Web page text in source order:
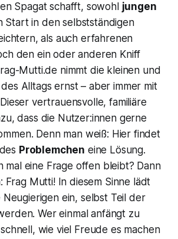
Spagat schafft, sowohl jungen
Start in den selbstständigen
als auch erfahrenen
den ein oder anderen Kniff
Mutti.de nimmt die kleinen und
Alltags ernst – aber immer mit
vertrauensvolle, familiäre
dass die Nutzer:innen gerne
Denn man weiß: Hier findet
Problemchen eine Lösung.
mal eine Frage offen bleibt? Dann
Frag Mutti! In diesem Sinne lädt
Neugierigen ein, selbst Teil der
Wer einmal anfängt zu
wie viel Freude es machen